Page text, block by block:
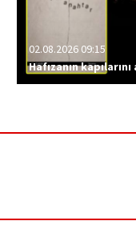
02.08.2026 09:15
Hafızanın